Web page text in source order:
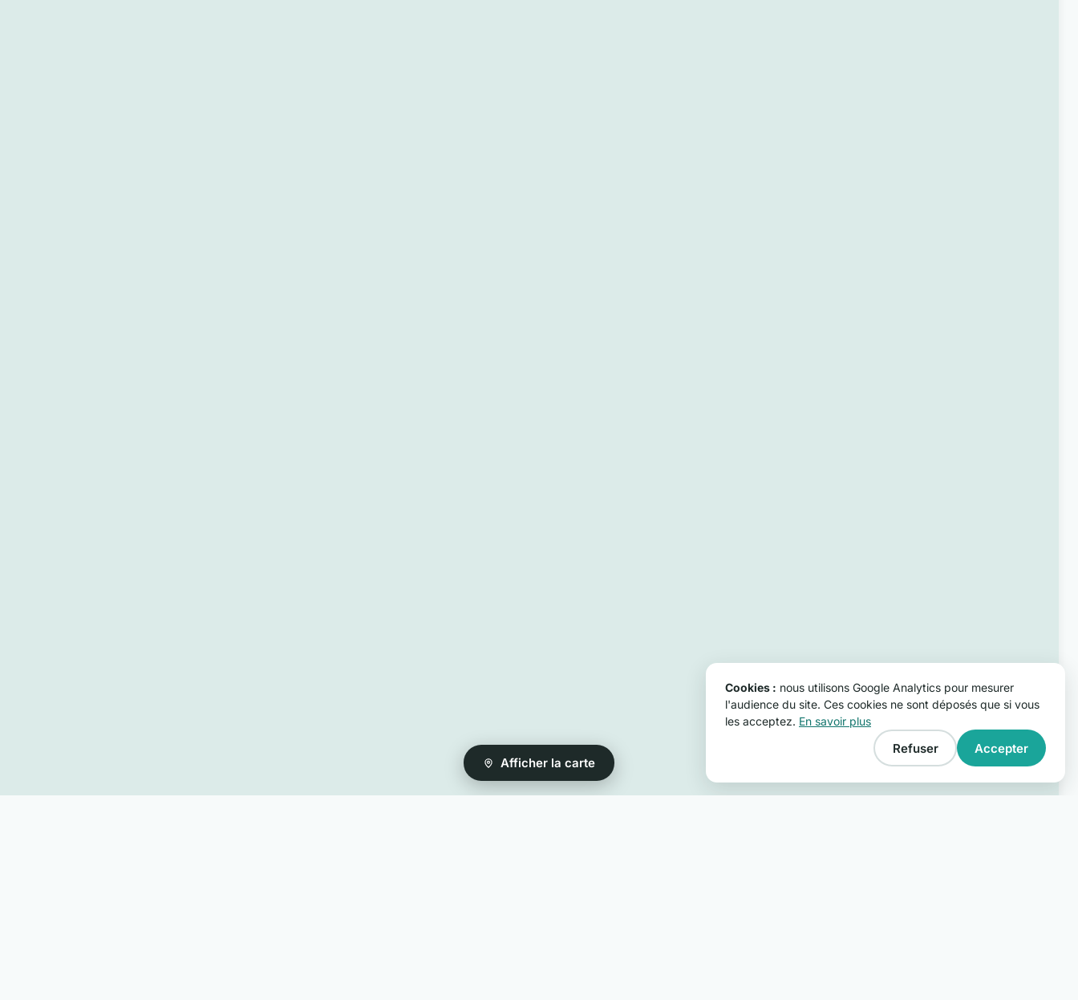
Afficher la carte
Cookies : nous utilisons Google Analytics pour mesurer
l'audience du site. Ces cookies ne sont déposés que si vous
les acceptez. En savoir plus
Refuser Accepter